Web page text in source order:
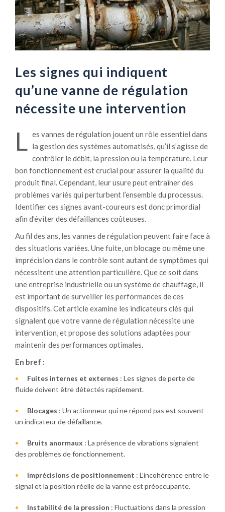
Les signes qui indiquent
qu’une vanne de régulation
nécessite une intervention
L es vannes de régulation jouent un rôle essentiel dans
la gestion des systèmes automatisés, qu’il s’agisse de
contrôler le débit, la pression ou la température. Leur
bon fonctionnement est crucial pour assurer la qualité du
produit final. Cependant, leur usure peut entraîner des
problèmes variés qui perturbent l’ensemble du processus.
Identifier ces signes avant-coureurs est donc primordial
afin d’éviter des défaillances coûteuses.
Au fil des ans, les vannes de régulation peuvent faire face à
des situations variées. Une fuite, un blocage ou même une
imprécision dans le contrôle sont autant de symptômes qui
nécessitent une attention particulière. Que ce soit dans
une entreprise industrielle ou un système de chauffage, il
est important de surveiller les performances de ces
dispositifs. Cet article examine les indicateurs clés qui
signalent que votre vanne de régulation nécessite une
intervention, et propose des solutions adaptées pour
maintenir des performances optimales.
En bref :
Fuites internes et externes : Les signes de perte de
fluide doivent être détectés rapidement.
Blocages : Un actionneur qui ne répond pas est souvent
un indicateur de défaillance.
Bruits anormaux : La présence de vibrations signalent
des problèmes de fonctionnement.
Imprécisions de positionnement : L’incohérence entre le
signal et la position réelle de la vanne est préoccupante.
Instabilité de la pression : Fluctuations dans la pression